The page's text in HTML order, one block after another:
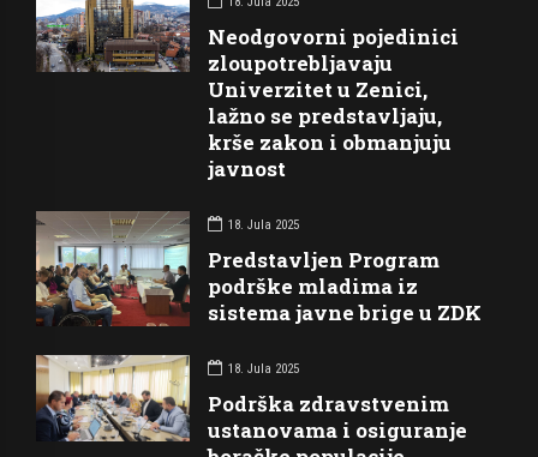
Neodgovorni pojedinici
zloupotrebljavaju
Univerzitet u Zenici,
lažno se predstavljaju,
krše zakon i obmanjuju
javnost
18. Jula 2025
Predstavljen Program
podrške mladima iz
sistema javne brige u ZDK
18. Jula 2025
Podrška zdravstvenim
ustanovama i osiguranje